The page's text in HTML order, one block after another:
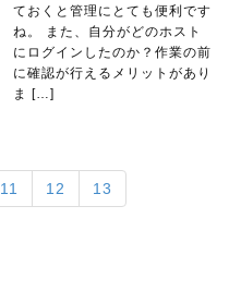
ておくと管理にとても便利です
ね。 また、自分がどのホスト
にログインしたのか？作業の前
に確認が行えるメリットがあり
ま […]
11 12 13